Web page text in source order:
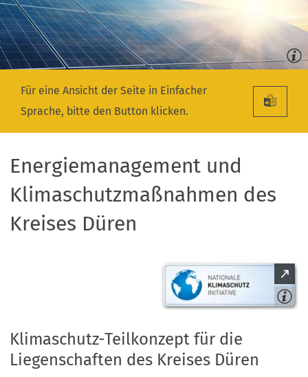
Für eine Ansicht der Seite in Einfacher
Sprache, bitte den Button klicken.
Energiemanagement und
Klimaschutzmaßnahmen des
Kreises Düren
Klimaschutz-Teilkonzept für die
Liegenschaften des Kreises Düren